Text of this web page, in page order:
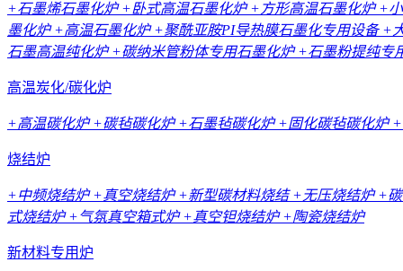
+石墨烯石墨化炉+卧式高温石墨化炉+方形高温石墨化炉+
墨化炉+高温石墨化炉+聚酰亚胺PI导热膜石墨化专用设备 +
石墨高温纯化炉+碳纳米管粉体专用石墨化炉+石墨粉提纯专
高温炭化/碳化炉
+高温碳化炉+碳毡碳化炉+石墨毡碳化炉+固化碳毡碳化炉
烧结炉
+中频烧结炉+真空烧结炉+新型碳材料烧结+无压烧结炉+
式烧结炉+气氛真空箱式炉+真空钽烧结炉+陶瓷烧结炉
新材料专用炉